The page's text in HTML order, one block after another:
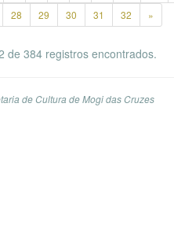
28 29 30 31 32 »
de 384 registros encontrados.
de Cultura de Mogi das Cruzes